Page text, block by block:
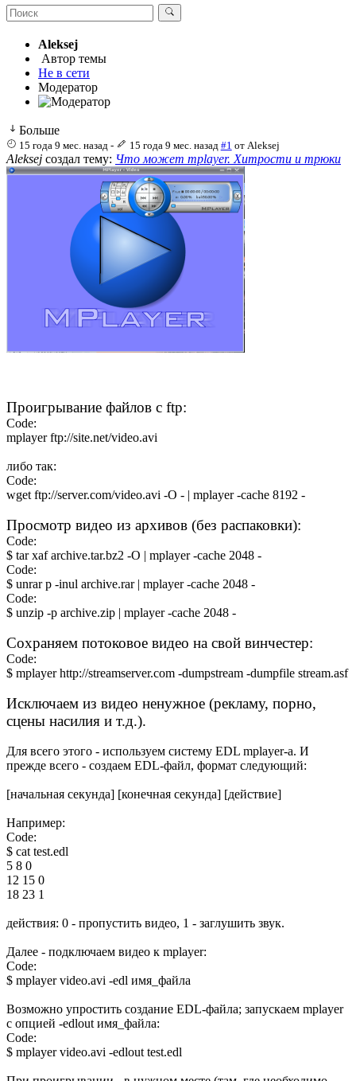
Aleksej
Автор темы
Не в сети
Модератор
Больше
15 года 9 мес. назад - 15 года 9 мес. назад #1 от Aleksej
Aleksej создал тему: Что может mplayer. Хитрости и трюки
Проигрывание файлов с ftp:
Code:
mplayer ftp://site.net/video.avi
либо так:
Code:
wget ftp://server.com/video.avi -O - | mplayer -cache 8192 -
Просмотр видео из архивов (без распаковки):
Code:
$ tar xaf archive.tar.bz2 -O | mplayer -cache 2048 -
Code:
$ unrar p -inul archive.rar | mplayer -cache 2048 -
Code:
$ unzip -p archive.zip | mplayer -cache 2048 -
Сохраняем потоковое видео на свой винчестер:
Code:
$ mplayer http://streamserver.com -dumpstream -dumpfile stream.asf
Исключаем из видео ненужное (рекламу, порно,
сцены насилия и т.д.).
Для всего этого - используем систему EDL mplayer-a. И
прежде всего - создаем EDL-файл, формат следующий:
[начальная секунда] [конечная секунда] [действие]
Например:
Code:
$ cat test.edl
5 8 0
12 15 0
18 23 1
действия: 0 - пропустить видео, 1 - заглушить звук.
Далее - подключаем видео к mplayer:
Code:
$ mplayer video.avi -edl имя_файла
Возможно упростить создание EDL-файла; запускаем mplayer
с опцией -edlout имя_файла:
Code:
$ mplayer video.avi -edlout test.edl